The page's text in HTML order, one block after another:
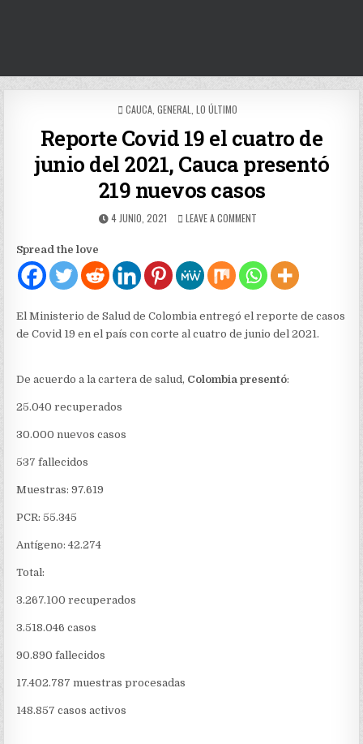
POSTED
CAUCA GENERAL LO ÚLTIMO
Reporte Covid 19 el cuatro de
junio del 2021, Cauca presentó
219 nuevos casos
PUBLISHED
4 JUNIO, 2021 LEAVE A COMMENTON
19
EL
CUATRO
JUNIO
DEL
2021,
219
Spread the love
El Ministerio de Salud de Colombia entregó el reporte de casos
de Covid 19 en el país con corte al cuatro de junio del 2021.
De acuerdo a la cartera de salud, Colombia presentó:
25.040 recuperados
30.000 nuevos casos
537 fallecidos
Muestras: 97.619
PCR: 55.345
Antígeno: 42.274
Total:
3.267.100 recuperados
3.518.046 casos
90.890 fallecidos
17.402.787 muestras procesadas
148.857 casos activos